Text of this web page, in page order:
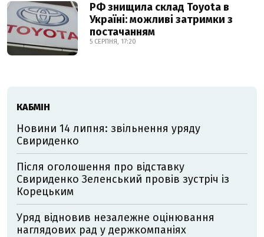
РФ знищила склад Toyota в
Україні: можливі затримки з
постачанням
5 СЕРПНЯ, 17:20
КАБМІН
Новини 14 липня: звільнення уряду
Свириденко
Після оголошення про відставку
Свириденко Зеленський провів зустріч із
Корецьким
Уряд відновив незалежне оцінювання
наглядових рад у держкомпаніях